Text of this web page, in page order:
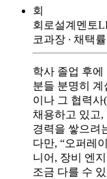
회
회로설계멘토
코과장 ∙ 채택률
학사 졸업 후
분들 분명히
이나 그 협력사
채용하고 있고,
경력을 쌓으려
다만, “오퍼레
니어, 장비 엔
조금 다를 수